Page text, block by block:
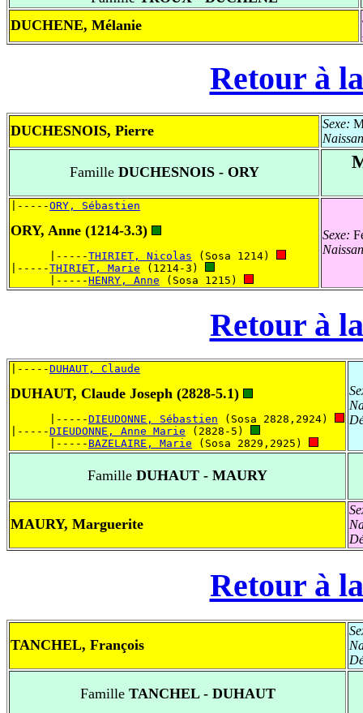
DUCHENE, Mélanie
Retour à
DUCHESNOIS, Pierre Sexe:
FamilleDUCHESNOIS - ORY
|-----ORY, Sébastien
ORY, Anne (1214-3.3)
      |-----
THIRIET, Nicolas (Sosa 1214)
|-----THIRIET, Marie (1214-3)
      |-----
HENRY, Anne (Sosa 1215)
Sexe:
Retour à
|-----DUHAUT, Claude
DUHAUT, Claude Joseph (2828-5.1)
      |-----
DIEUDONNE, Sébastien (Sosa 2828,2924)
|-----DIEUDONNE, Anne Marie (2828-5)
      |-----
BAZELAIRE, Marie (Sosa 2829,2925)
Famille DUHAUT - MAURY
MAURY, Marguerite
Retour à
TANCHEL, François
FamilleTANCHEL - DUHAUT